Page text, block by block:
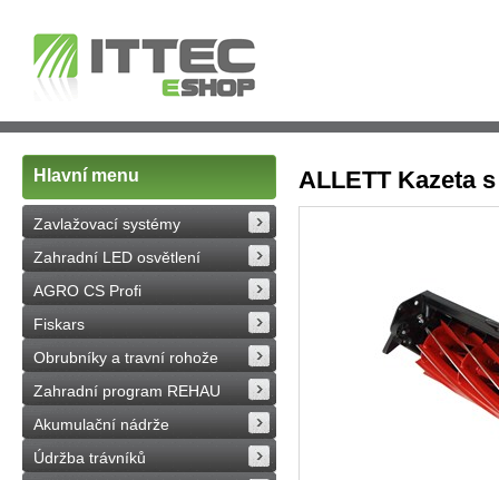
Hlavní menu
Zavlažovací systémy
Zahradní LED osvětlení
AGRO CS Profi
Fiskars
Obrubníky a travní rohože
Zahradní program REHAU
Akumulační nádrže
Údržba trávníků
ALLETT Kazeta